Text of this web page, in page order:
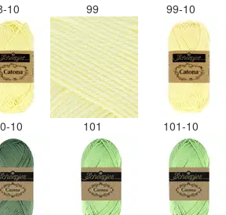
10 99 99-10
10 101 101-10